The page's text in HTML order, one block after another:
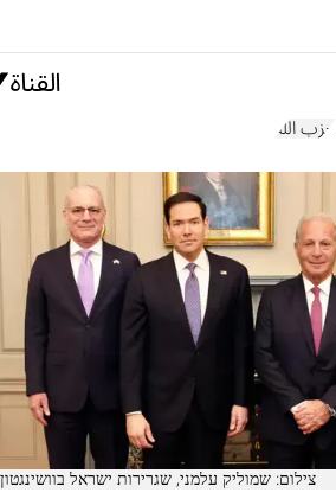
حزب الله
צילום: שמוליק עלמני, שגרירות ישראל בוושינגטון